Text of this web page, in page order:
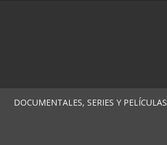
DOCUMENTALES, SERIES Y PELÍCULAS